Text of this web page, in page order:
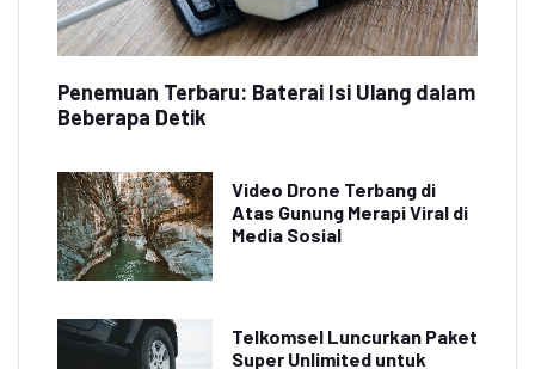
Penemuan Terbaru: Baterai Isi Ulang dalam
Beberapa Detik
Video Drone Terbang di
Atas Gunung Merapi Viral di
Media Sosial
Telkomsel Luncurkan Paket
Super Unlimited untuk